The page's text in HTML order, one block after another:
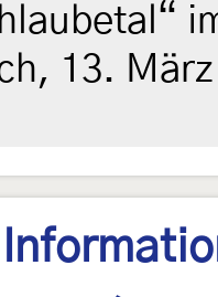
13.